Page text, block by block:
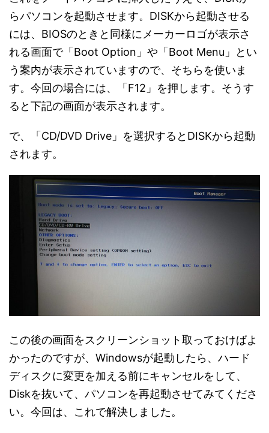
らパソコンを起動させます。DISKから起動させる
には、BIOSのときと同様にメーカーロゴが表示さ
れる画面で「Boot Option」や「Boot Menu」とい
う案内が表示されていますので、そちらを使いま
す。今回の場合には、「F12」を押します。そうす
ると下記の画面が表示されます。
で、「CD/DVD Drive」を選択するとDISKから起動
されます。
この後の画面をスクリーンショット取っておけばよ
かったのですが、Windowsが起動したら、ハード
ディスクに変更を加える前にキャンセルをして、
Diskを抜いて、パソコンを再起動させてみてくださ
い。今回は、これで解決しました。